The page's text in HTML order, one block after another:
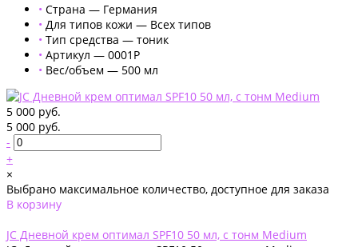
• Страна — Германия
• Для типов кожи — Всех типов
• Тип средства — тоник
• Артикул — 0001P
• Вес/объем — 500 мл
5 000 руб.
5 000 руб.
-
+
×
Выбрано максимальное количество, доступное для заказа
В корзину
JC Дневной крем оптимал SPF10 50 мл, с тонм Medium